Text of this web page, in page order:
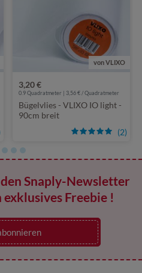
von VLIXO
(2)
3,20 €
0.9 Quadratmeter | 3,56 € / Quadratmeter
Bügelvlies - VLIXO IO light -
90cm breit
Snaply-Newsletter
Freebie !